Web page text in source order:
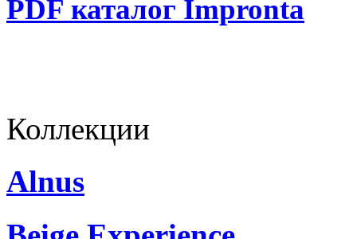
PDF каталог Impronta
Коллекции
Alnus